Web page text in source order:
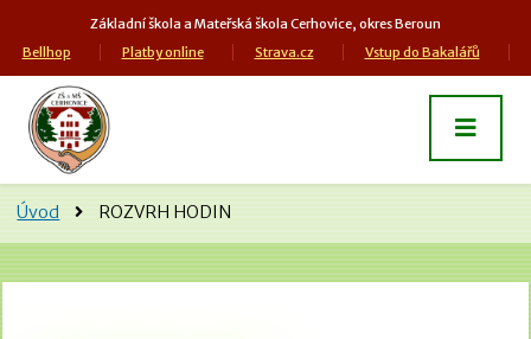
Základní škola a Mateřská škola Cerhovice, okres Beroun
Bellhop
Platby online Strava.cz Vstup do Bakalářů
Úvod ROZVRH HODIN